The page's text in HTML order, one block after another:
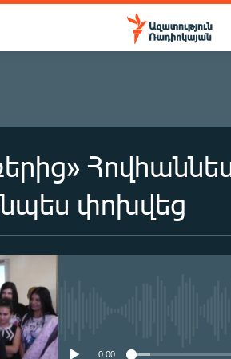
փոխվեց
0:00